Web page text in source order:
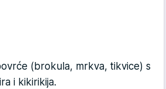
(brokula, mrkva, tikvice) s
i kikirikija.